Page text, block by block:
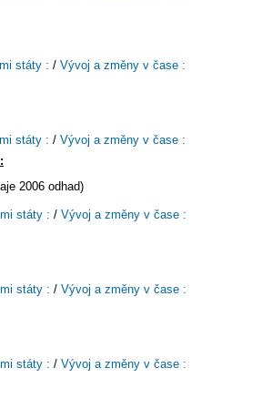
státy : / Vývoj a změny v čase :
státy : / Vývoj a změny v čase :
2006 odhad)
státy : / Vývoj a změny v čase :
státy : / Vývoj a změny v čase :
státy : / Vývoj a změny v čase :